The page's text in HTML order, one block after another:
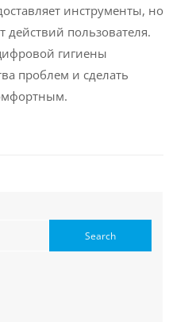
инструменты, но
действий пользователя.
гигиены
проблем и сделать